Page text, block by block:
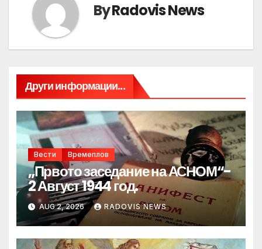
ByRadovis News
Други информации...
Вести Времеплов
„Првото заседание на АСНОМ“-
2 Август 1944 год.
AUG 2, 2026 RADOVIS NEWS